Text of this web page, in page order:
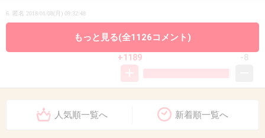
6. 匿名 2018/01/08(月) 09:32:48
桑マンは別次元。
+1189 -8
2018/01/08(月) 09:33:18
もっと見る(全1126コメント)
人気順一覧へ 新着順一覧へ